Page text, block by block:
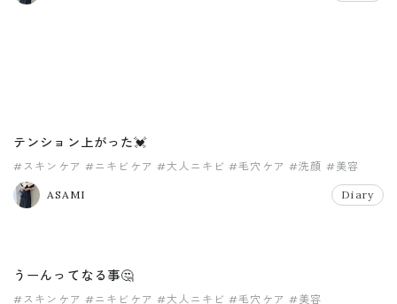
テンション上がった💓
#スキンケア #ニキビケア #大人ニキビ #毛穴ケア #洗顔 #美容
ASAMI Diary
うーんってなる事🤔
#スキンケア #ニキビケア #大人ニキビ #毛穴ケア #美容